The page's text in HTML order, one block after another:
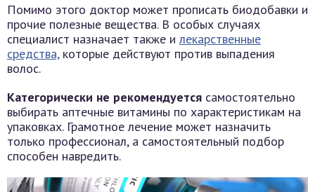
Помимо этого доктор может прописать биодобавки и
прочие полезные вещества. В особых случаях
специалист назначает также илекарственные
средства,которые действуют против выпадения
волос.
Категорически не рекомендуется самостоятельно
выбирать аптечные витамины по характеристикам на
упаковках. Грамотное лечение может назначить
только профессионал, а самостоятельный подбор
способен навредить.